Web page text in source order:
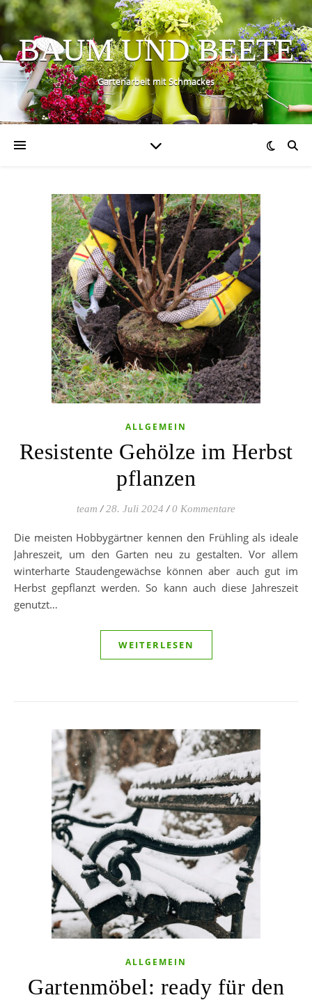
BAUM UND BEETE
Gartenarbeit mit Schmackes
ALLGEMEIN
Resistente Gehölze im Herbst
pflanzen
team / 28. Juli 2024 / 0 Kommentare
Die meisten Hobbygärtner kennen den Frühling als ideale
Jahreszeit, um den Garten neu zu gestalten. Vor allem
winterharte Staudengewächse können aber auch gut im
Herbst gepflanzt werden. So kann auch diese Jahreszeit
genutzt…
WEITERLESEN
ALLGEMEIN
Gartenmöbel: ready für den